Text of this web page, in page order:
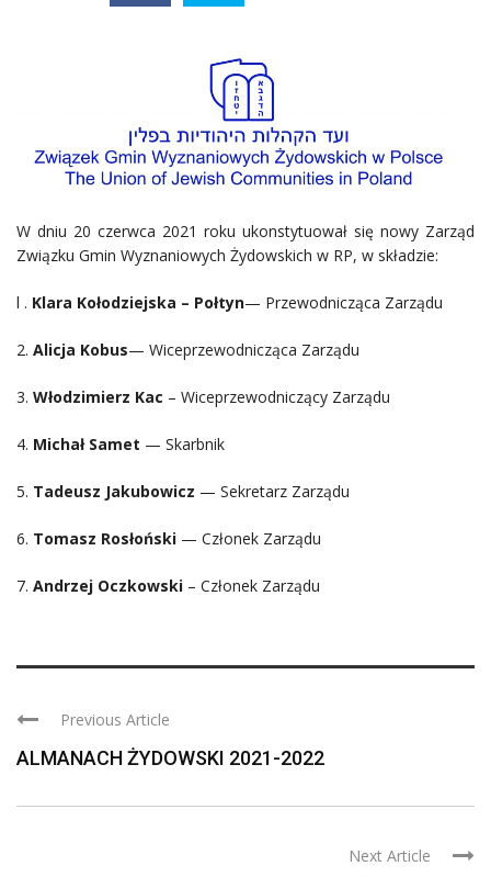
W dniu 20 czerwca 2021 roku ukonstytuował się nowy Zarząd
Związku Gmin Wyznaniowych Żydowskich w RP, w składzie:
l . Klara Kołodziejska – Połtyn— Przewodnicząca Zarządu
2. Alicja Kobus— Wiceprzewodnicząca Zarządu
3. Włodzimierz Kac – Wiceprzewodniczący Zarządu
4. Michał Samet — Skarbnik
5. Tadeusz Jakubowicz — Sekretarz Zarządu
6. Tomasz Rosłoński — Członek Zarządu
7. Andrzej Oczkowski – Członek Zarządu
Previous Article
ALMANACH ŻYDOWSKI 2021-2022
Next Article